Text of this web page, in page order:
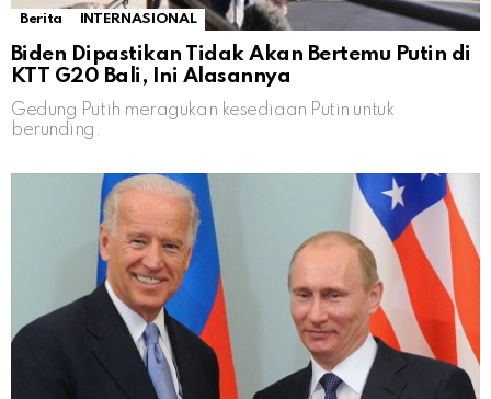
Berita INTERNASIONAL
Biden Dipastikan Tidak Akan Bertemu Putin di
KTT G20 Bali, Ini Alasannya
Gedung Putih meragukan kesediaan Putin untuk
berunding.